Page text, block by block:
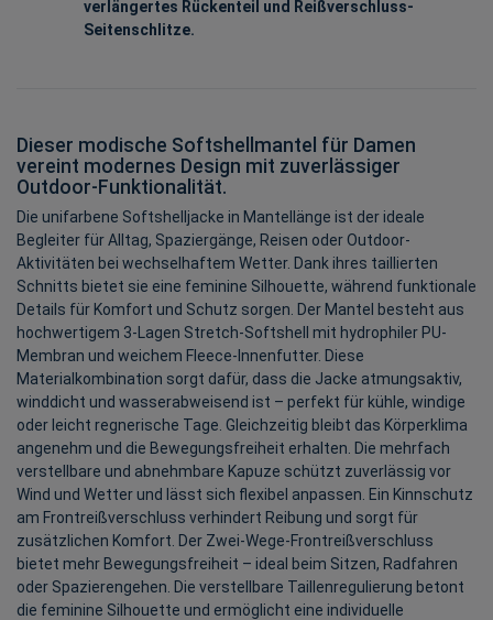
verlängertes Rückenteil und Reißverschluss-
Seitenschlitze.
Dieser modische Softshellmantel für Damen
vereint modernes Design mit zuverlässiger
Outdoor-Funktionalität.
Die unifarbene Softshelljacke in Mantellänge ist der ideale
Begleiter für Alltag, Spaziergänge, Reisen oder Outdoor-
Aktivitäten bei wechselhaftem Wetter. Dank ihres taillierten
Schnitts bietet sie eine feminine Silhouette, während funktionale
Details für Komfort und Schutz sorgen. Der Mantel besteht aus
hochwertigem 3-Lagen Stretch-Softshell mit hydrophiler PU-
Membran und weichem Fleece-Innenfutter. Diese
Materialkombination sorgt dafür, dass die Jacke atmungsaktiv,
winddicht und wasserabweisend ist – perfekt für kühle, windige
oder leicht regnerische Tage. Gleichzeitig bleibt das Körperklima
angenehm und die Bewegungsfreiheit erhalten. Die mehrfach
verstellbare und abnehmbare Kapuze schützt zuverlässig vor
Wind und Wetter und lässt sich flexibel anpassen. Ein Kinnschutz
am Frontreißverschluss verhindert Reibung und sorgt für
zusätzlichen Komfort. Der Zwei-Wege-Frontreißverschluss
bietet mehr Bewegungsfreiheit – ideal beim Sitzen, Radfahren
oder Spazierengehen. Die verstellbare Taillenregulierung betont
die feminine Silhouette und ermöglicht eine individuelle